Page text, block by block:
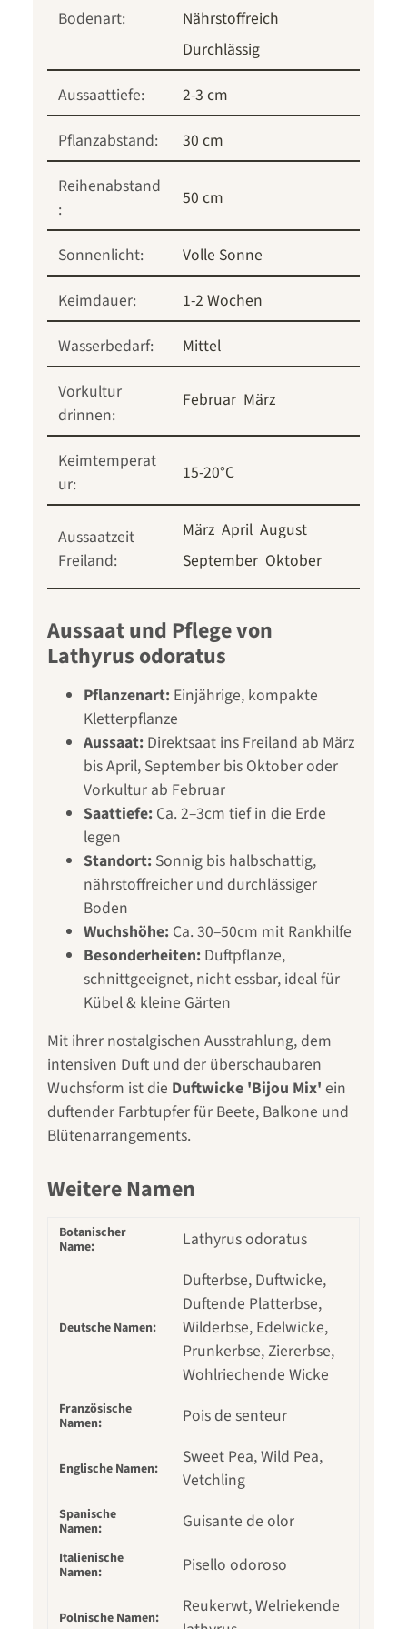
Bodenart:
Nährstoffreich
Durchlässig
Aussaattiefe:
2-3 cm
Pflanzabstand:
30 cm
Reihenabstand
:
50 cm
Sonnenlicht:
Volle Sonne
Keimdauer:
1-2 Wochen
Wasserbedarf:
Mittel
Vorkultur
drinnen:
Februar März
Keimtemperat
ur:
15-20°C
Aussaatzeit
Freiland:
März April August
September Oktober
Aussaat und Pflege von
Lathyrus odoratus
Pflanzenart: Einjährige, kompakte
Kletterpflanze
Aussaat: Direktsaat ins Freiland ab März
bis April, September bis Oktober oder
Vorkultur ab Februar
Saattiefe: Ca. 2–3cm tief in die Erde
legen
Standort: Sonnig bis halbschattig,
nährstoffreicher und durchlässiger
Boden
Wuchshöhe: Ca. 30–50cm mit Rankhilfe
Besonderheiten: Duftpflanze,
schnittgeeignet, nicht essbar, ideal für
Kübel & kleine Gärten
Mit ihrer nostalgischen Ausstrahlung, dem
intensiven Duft und der überschaubaren
Wuchsform ist die Duftwicke 'Bijou Mix' ein
duftender Farbtupfer für Beete, Balkone und
Blütenarrangements.
Weitere Namen
Botanischer
Name:
Lathyrus odoratus
Deutsche Namen:
Dufterbse, Duftwicke,
Duftende Platterbse,
Wilderbse, Edelwicke,
Prunkerbse, Ziererbse,
Wohlriechende Wicke
Französische
Namen:
Pois de senteur
Englische Namen:
Sweet Pea, Wild Pea,
Vetchling
Spanische
Namen:
Guisante de olor
Italienische
Namen:
Pisello odoroso
Polnische Namen:
Reukerwt, Welriekende